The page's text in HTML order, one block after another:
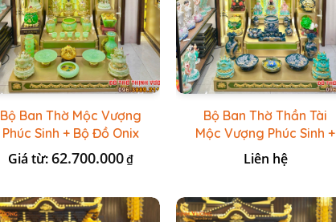
Bộ Ban Thờ Mộc Vượng
Phúc Sinh + Bộ Đồ Onix
Xanh Ngọc
Giá từ:62.700.000₫
Bộ Ban Thờ Thần Tài
Mộc Vượng Phúc Sinh +
Đồ Sứ Lục Nổi Bát
Tràng
Liên hệ